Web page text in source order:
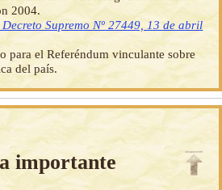
2004.
Supremo Nº 27449, 13 de abril
para el Referéndum vinculante sobre
del país.
importante